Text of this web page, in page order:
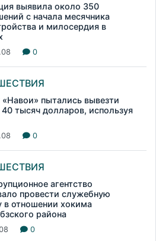
выявила около 350
с начала месячника
и милосердия в
0
«Навои» пытались вывезти
тысяч долларов, используя
0
агентство
провести служебную
в отношении хокима
района
0